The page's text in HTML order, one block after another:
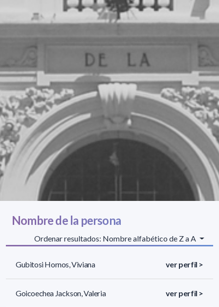
Nombre de la persona
Ordenar resultados: Nombre alfabético de Z a A
Gubitosi Hornos, Viviana ver perfil >
Goicoechea Jackson, Valeria ver perfil >